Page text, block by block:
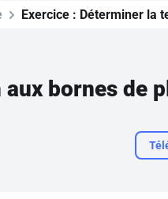
Exercice : Déterminer la
bornes de